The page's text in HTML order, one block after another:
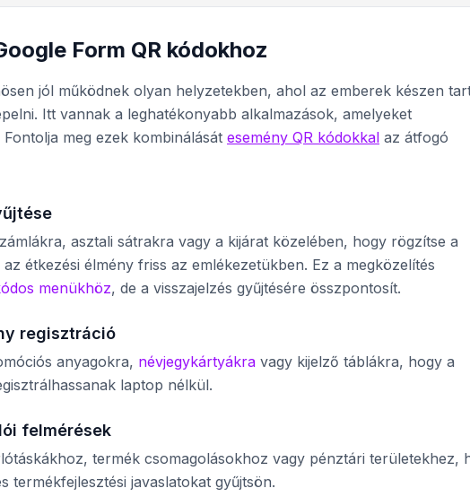
Form QR kódokhoz
jól működnek olyan helyzetekben, ahol az emberek készen
Itt vannak a leghatékonyabb alkalmazások, amelyeket
meg ezek kombinálását esemény QR kódokkal az átfogó
asztali sátrakra vagy a kijárat közelében, hogy rögzítse a
étkezési élmény friss az emlékezetükben. Ez a megközelítés
menükhöz, de a visszajelzés gyűjtésére összpontosít.
regisztráció
anyagokra, névjegykártyákra vagy kijelző táblákra, hogy a
laptop nélkül.
felmérések
termék csomagolásokhoz vagy pénztári területekhez,
termékfejlesztési javaslatokat gyűjtsön.